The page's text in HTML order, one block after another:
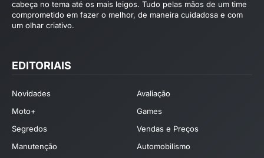
cabeça no tema até os mais leigos. Tudo pelas mãos de um time
comprometido em fazer o melhor, de maneira cuidadosa e com
um olhar criativo.
EDITORIAIS
Novidades
Avaliação
Moto+
Games
Segredos
Vendas e Preços
Manutenção
Automobilismo